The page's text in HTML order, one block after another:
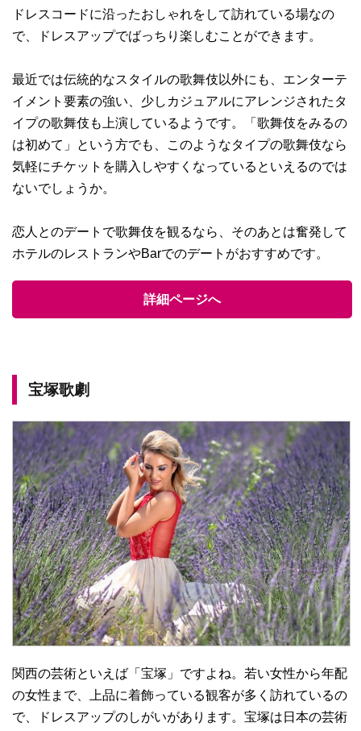
ドレスコードに沿ったおしゃれをして訪れている場なの
で、ドレスアップでばっちり楽しむことができます。
最近では伝統的なスタイルの歌舞伎以外にも、エンターテ
イメント要素の強い、少しカジュアルにアレンジされたタ
イプの歌舞伎も上演しているようです。「歌舞伎をみるの
は初めて」という方でも、このようなタイプの歌舞伎なら
気軽にチケットを購入しやすくなっているといえるのでは
ないでしょうか。
恋人とのデートで歌舞伎を観るなら、そのあとは奮発して
ホテルのレストランやBarでのデートがおすすめです。
詳細ページへ
宝塚歌劇
関西の芸術といえば「宝塚」ですよね。若い女性から年配
の女性まで、上品に着飾っている観客が多く訪れているの
で、ドレスアップのしがいがあります。宝塚は日本の芸術